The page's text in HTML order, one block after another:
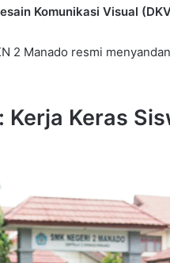
Komunikasi Visual
2 Manado resmi
Kerja Keras